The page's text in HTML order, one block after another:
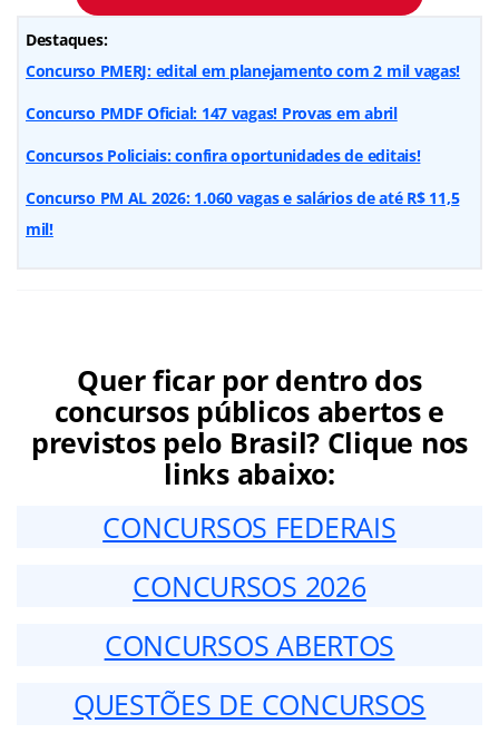
Destaques:
Concurso PMERJ: edital em planejamento com 2 mil vagas!
Concurso PMDF Oficial: 147 vagas! Provas em abril
Concursos Policiais: confira oportunidades de editais!
Concurso PM AL 2026: 1.060 vagas e salários de até R$ 11,5
mil!
Quer ficar por dentro dos
concursos públicos abertos e
previstos pelo Brasil? Clique nos
links abaixo:
CONCURSOS FEDERAIS
CONCURSOS 2026
CONCURSOS ABERTOS
QUESTÕES DE CONCURSOS